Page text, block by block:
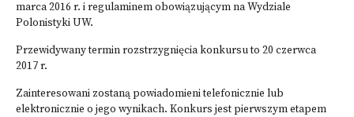
marca 2016 r. i regulaminem obowiązującym na Wydziale
Polonistyki UW.
Przewidywany termin rozstrzygnięcia konkursu to 20 czerwca
2017 r.
Zainteresowani zostaną powiadomieni telefonicznie lub
elektronicznie o jego wynikach. Konkurs jest pierwszym etapem